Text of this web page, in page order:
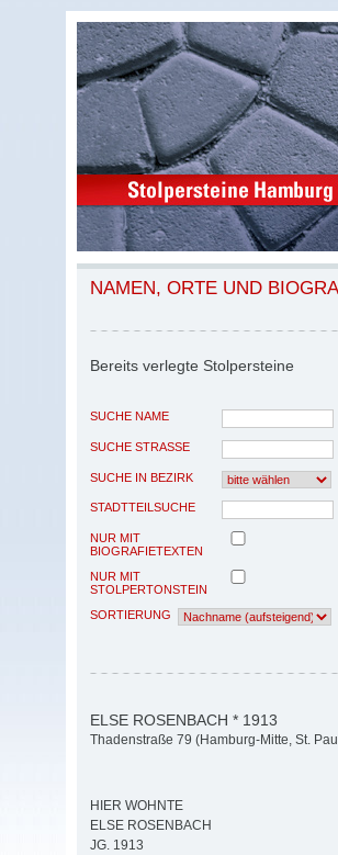
NAMEN, ORTE UND
Bereits verlegte Stolpersteine
SUCHE NAME
SUCHE STRASSE
SUCHE IN BEZIRK
STADTTEILSUCHE
NUR MIT
BIOGRAFIETEXTEN
NUR MIT
STOLPERTONSTEIN
SORTIERUNG
ELSE ROSENBACH * 1913
Thadenstraße 79 (Hamburg-Mitte, St.
HIER WOHNTE
ELSE ROSENBACH
JG. 1913